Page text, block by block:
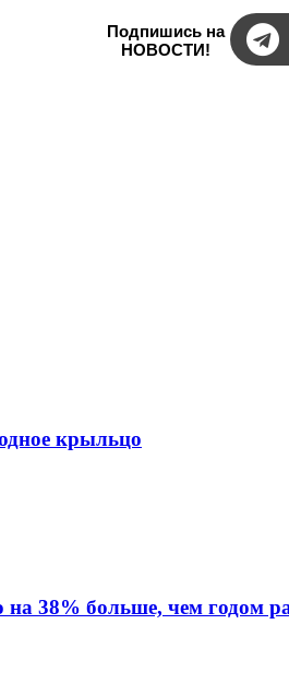
Подпишись на
НОВОСТИ!
крыльцо
на 38% больше, чем годом